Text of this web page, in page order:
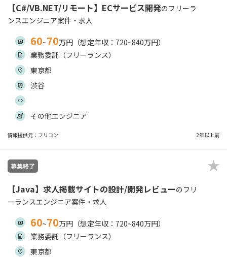
【C#/VB.NET/リモート】ECサービス開発のフリーラ
ンスエンジニア案件・求人
60~70万円（想定年収：720~840万円）
業務委託（フリーランス）
東京都
渋谷
その他エンジニア
情報提供元：フリコン 2年以上前
募集終了
【Java】求人掲載サイトの設計/開発レビューのフリ
ーランスエンジニア案件・求人
60~70万円（想定年収：720~840万円）
業務委託（フリーランス）
東京都